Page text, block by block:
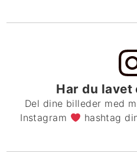
Har du
Del dine billeder med
Instagram
hashtag